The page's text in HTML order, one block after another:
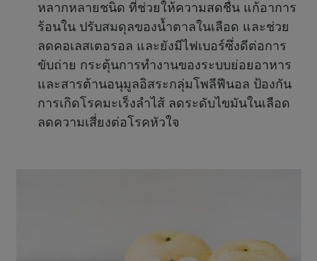
หลากหลายชนิด ที่ช่วยให้ความสดชื่น แก้อาการ
ร้อนใน ปรับสมดุลของน้ำตาลในเลือด และช่วย
ลดคอเลสเตอรอล และยังมีไฟเบอร์ซึ่งดีต่อการ
ขับถ่าย กระตุ้นการทำงานของระบบย่อยอาหาร
และสารต้านอนุมูลอิสระกลุ่มโพลีฟีนอล ป้องกัน
การเกิดโรคมะเร็งลำไส้ ลดระดับไขมันในเลือด
ลดความเสี่ยงต่อโรคหัวใจ